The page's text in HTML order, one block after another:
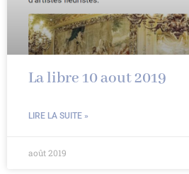
La libre 10 aout 2019
LIRE LA SUITE »
août 2019